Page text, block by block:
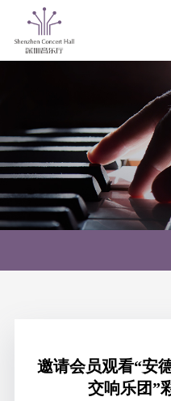
邀请会员观看“安
交响乐团”